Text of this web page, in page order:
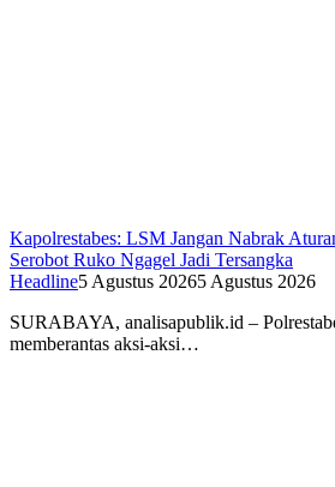
Kapolrestabes: LSM Jangan Nabrak
Serobot Ruko Ngagel Jadi Tersangka
Headline5 Agustus 20265 Agustus 2026
SURABAYA, analisapublik.id –
memberantas aksi-aksi…